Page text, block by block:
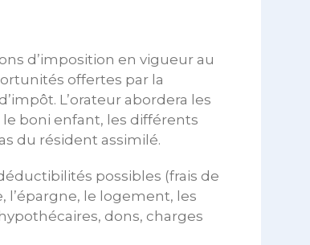
d’imposition en vigueur au
offertes par la
L’orateur abordera les
boni enfant, les différents
du résident assimilé.
possibles (frais de
l’épargne, le logement, les
dons, charges